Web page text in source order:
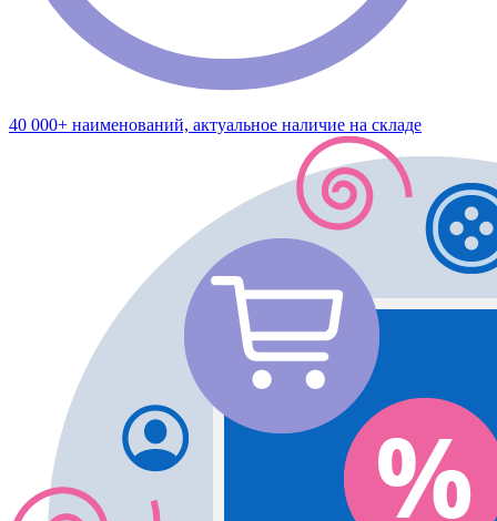
40 000+ наименований, актуальное наличие на складе